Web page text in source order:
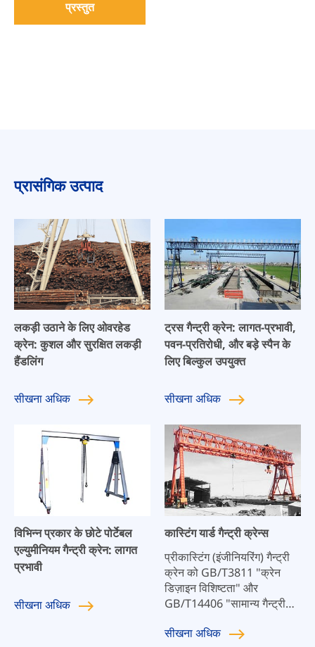
प्रस्तुत
प्रासंगिक उत्पाद
लकड़ी उठाने के लिए ओवरहेड
क्रेन: कुशल और सुरक्षित लकड़ी
हैंडलिंग
सीखनाअधिक
ट्रस गैन्ट्री क्रेन: लागत-प्रभावी,
पवन-प्रतिरोधी, और बड़े स्पैन के
लिए बिल्कुल उपयुक्त
सीखनाअधिक
विभिन्न प्रकार के छोटे पोर्टेबल
एल्युमीनियम गैन्ट्री क्रेन: लागत
प्रभावी
सीखनाअधिक
कास्टिंग यार्ड गैन्ट्री क्रेन्स
प्रीकास्टिंग (इंजीनियरिंग) गैन्ट्री
क्रेन को GB/T3811 "क्रेन
डिज़ाइन विशिष्टता" और
GB/T14406 "सामान्य गैन्ट्री
मानकों के अनुसार डिज़ाइन और
सीखनाअधिक